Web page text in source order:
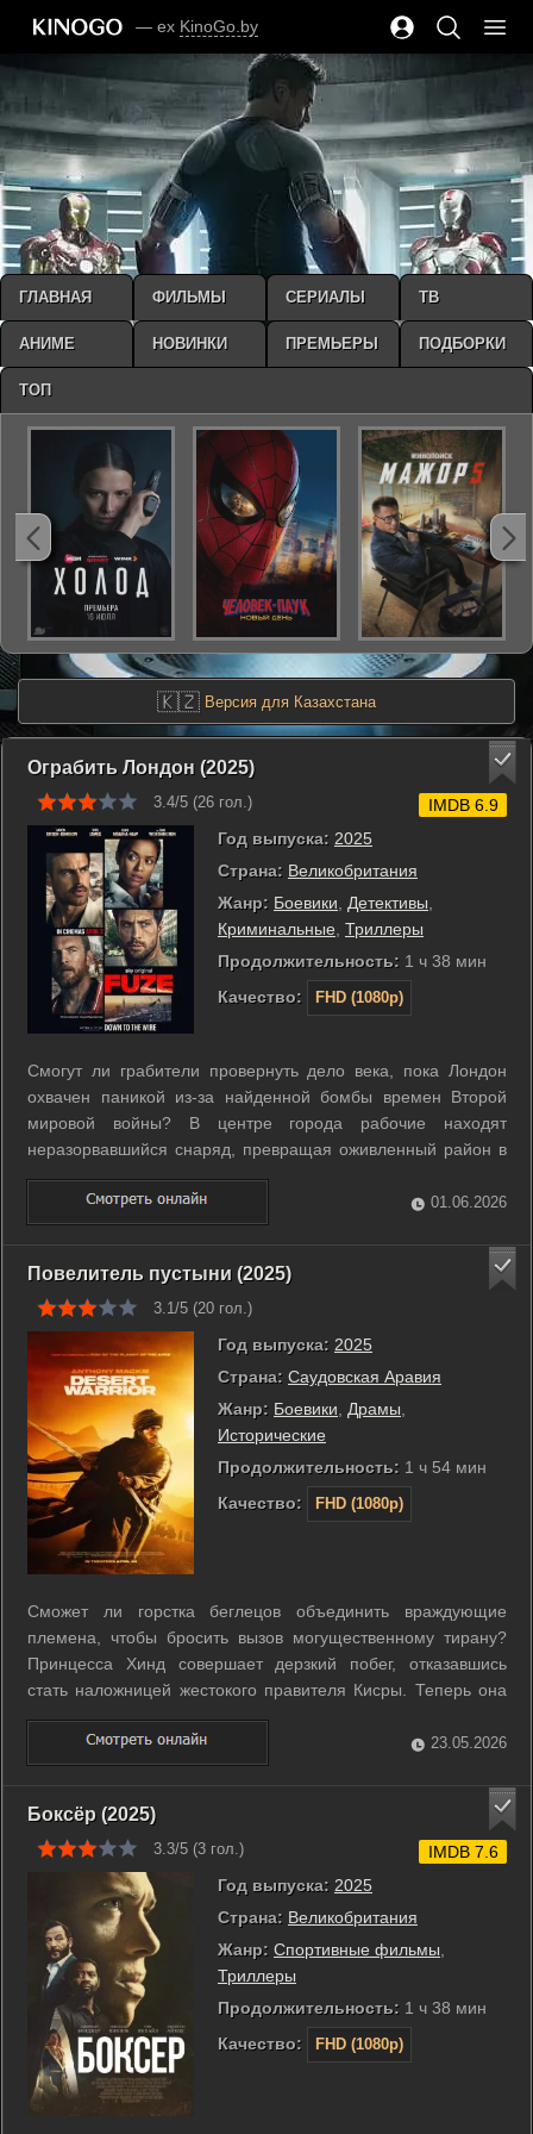
— ex KinoGo.by
🇰🇿 Версия для Казахстана
Ограбить Лондон (2025)
3.4/5 (26 гол.)
Год выпуска: 2025
Страна: Великобритания
Жанр: Боевики Детективы
Криминальные Триллеры
Продолжительность: 1 ч 38 мин
Качество:
FHD (1080p)
IMDB 6.9
Смогут ли грабители провернуть дело века, пока Лондон
охвачен паникой из-за найденной бомбы времен Второй
мировой войны? В центре города рабочие находят
неразорвавшийся снаряд, превращая оживленный район в
зону отчуждения. Полиция перекрывает улицы и объявляет
массовую эвакуацию, создавая идеальный хаос для
преступного плана. Опытный организатор ...
01.06.2026
Повелитель пустыни (2025)
3.1/5 (20 гол.)
Год выпуска: 2025
Страна: Саудовская Аравия
Жанр: Боевики Драмы
Исторические
Продолжительность: 1 ч 54 мин
Качество:
FHD (1080p)
Сможет ли горстка беглецов объединить враждующие
племена, чтобы бросить вызов могущественному тирану?
Принцесса Хинд совершает дерзкий побег, отказавшись
стать наложницей жестокого правителя Кисры. Теперь она
спасается от элитных наемников в бескрайних песках
Аравии. Судьба сводит ее с Ханзалой, легендарным воином
с таинственным прошлым. Он ...
23.05.2026
Боксёр (2025)
3.3/5 (3 гол.)
Год выпуска: 2025
Страна: Великобритания
Жанр: Спортивные фильмы
Триллеры
Продолжительность: 1 ч 38 мин
Качество:
FHD (1080p)
IMDB 7.6
ГЛАВНАЯ ФИЛЬМЫ СЕРИАЛЫ ТВ
АНИМЕ НОВИНКИ ПРЕМЬЕРЫ ПОДБОРКИ
ТОП